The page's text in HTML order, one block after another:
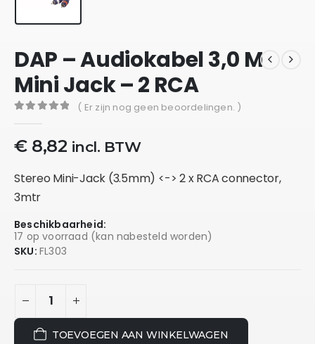
DAP – Audiokabel 3,0 M
Mini Jack – 2 RCA
( Er zijn nog geen beoordelingen. )
€8,82 incl. BTW
Stereo Mini-Jack (3.5mm) <-> 2 x RCA connector,
3mtr
Beschikbaarheid:
17 op voorraad (kan nabesteld worden)
SKU: FL303
TOEVOEGEN AAN WINKELWAGEN